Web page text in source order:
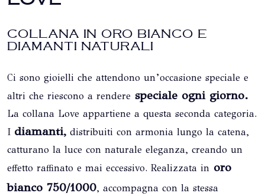
COLLANA IN ORO BIANCO E
DIAMANTI NATURALI
Ci sono gioielli che attendono un’occasione speciale e
altri che riescono a rendere speciale ogni giorno.
La collana Love appartiene a questa seconda categoria.
I diamanti, distribuiti con armonia lungo la catena,
catturano la luce con naturale eleganza, creando un
effetto raffinato e mai eccessivo. Realizzata in oro
bianco 750/1000, accompagna con la stessa